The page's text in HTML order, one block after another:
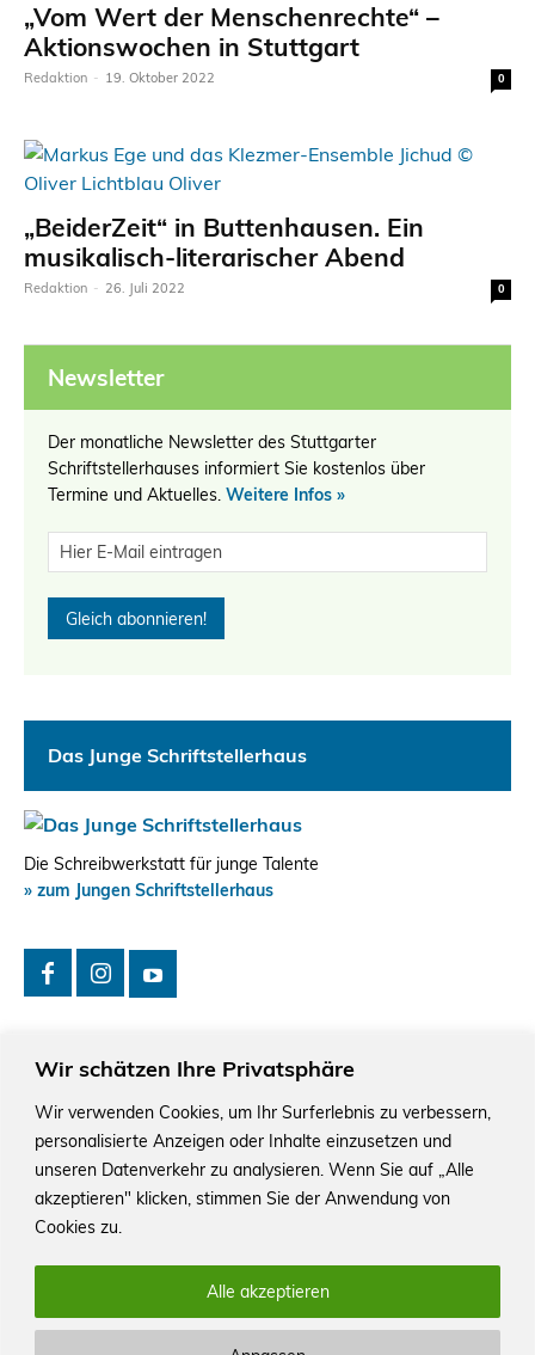
Wir schätzen Ihre Privatsphäre
Wir verwenden Cookies, um Ihr Surferlebnis zu verbessern,
personalisierte Anzeigen oder Inhalte einzusetzen und
unseren Datenverkehr zu analysieren. Wenn Sie auf „Alle
akzeptieren" klicken, stimmen Sie der Anwendung von
Cookies zu.
Alle akzeptieren
„Vom Wert der Menschenrechte“ –
Aktionswochen in Stuttgart
Redaktion - 19. Oktober 2022 0
„BeiderZeit“ in Buttenhausen. Ein
musikalisch-literarischer Abend
Redaktion - 26. Juli 2022 0
Newsletter
Der monatliche Newsletter des Stuttgarter
Schriftstellerhauses informiert Sie kostenlos über
Termine und Aktuelles. Weitere Infos »
Das Junge Schriftstellerhaus
Die Schreibwerkstatt für junge Talente
» zum Jungen Schriftstellerhaus
Das Schriftstellerhaus ist ein beliebter Treffpunkt für
Autorinnen und Autoren aus Stuttgart und der Region sowie
ein Veranstaltungsort für Lesungen, Tagungen und
Schreibwerkstätten.